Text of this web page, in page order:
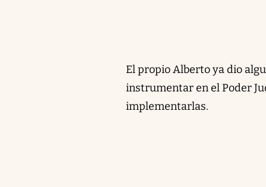
El propio Alberto ya dio
instrumentar en el Poder
implementarlas.